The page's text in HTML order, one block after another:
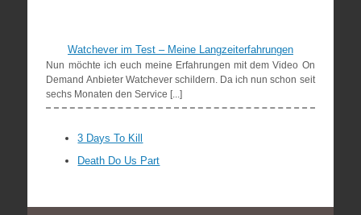
Watchever im Test – Meine Langzeiterfahrungen
Nun möchte ich euch meine Erfahrungen mit dem Video On
Demand Anbieter Watchever schildern. Da ich nun schon seit
sechs Monaten den Service [...]
3 Days To Kill
Death Do Us Part